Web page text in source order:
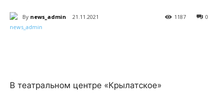
By news_admin 21.11.2021 0
1187
В театральном центре «Крылатское»